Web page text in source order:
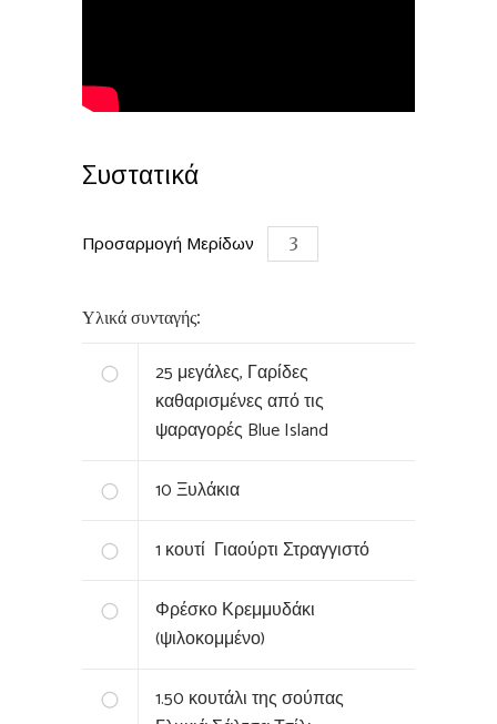
Συστατικά
Προσαρμογή Μερίδων
Υλικά συνταγής:
25 μεγάλες, ‏Γαρίδες
καθαρισμένες από τις
ψαραγορές Blue Island
10Ξυλάκια
1
κουτί ‏ Γιαούρτι Στραγγιστό
Φρέσκο Κρεμμυδάκι
(ψιλοκομμένο)
1.50 κουτάλι της σούπας